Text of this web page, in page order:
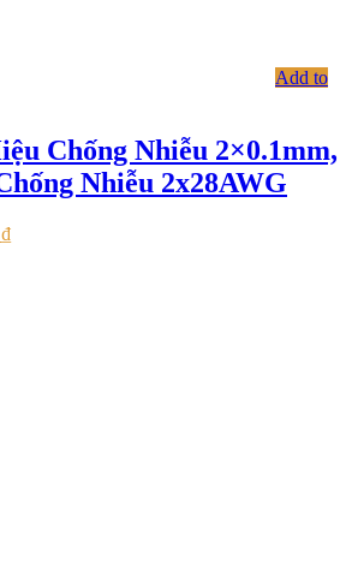
Add to
Chống Nhiễu 2×0.1mm,
Nhiễu 2x28AWG
₫